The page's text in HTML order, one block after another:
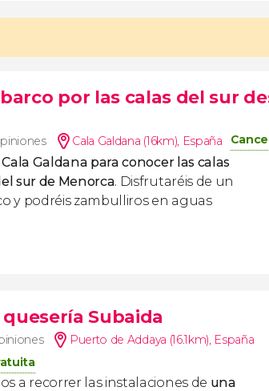
por las calas del sur
Cala Galdana (16km), España
Galdana para conocer las calas
sur de Menorca. Disfrutaréis de un
y podréis zambulliros en aguas
Subaida
Puerto de Addaya (16.1km), España
a recorrer las instalaciones de una